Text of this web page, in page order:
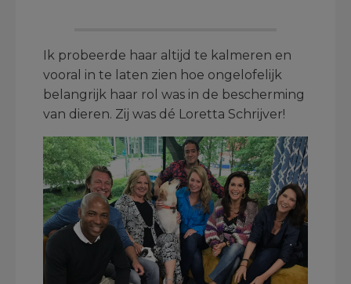
Ik probeerde haar altijd te kalmeren en
vooral in te laten zien hoe ongelofelijk
belangrijk haar rol was in de bescherming
van dieren. Zij was dé Loretta Schrijver!